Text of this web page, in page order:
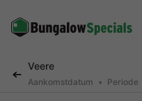
Veere
Aankomstdatum Periode